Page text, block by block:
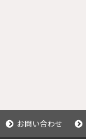
お問い合わせ